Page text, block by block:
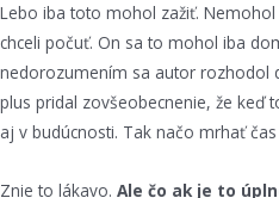
Lebo iba toto mohol zažiť. Nemohol
chceli počuť. On sa to mohol iba
nedorozumením sa autor rozhodol
plus pridal zovšeobecnenie, že keď
aj v budúcnosti. Tak načo mrhať
Znie to lákavo. Ale čo ak je to